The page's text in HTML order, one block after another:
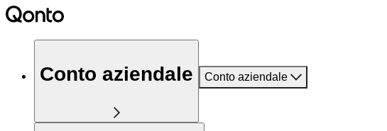
Conto aziendale Conto aziendale